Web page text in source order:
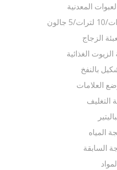
المعدنية
الغذائية